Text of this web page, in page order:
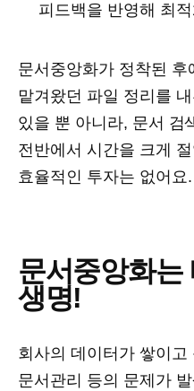
피드백을 반영해 최
문서중앙화가 정착된 후
맡겨왔던 파일 정리를
있을 뿐 아니라, 문서 검
전반에서 시간을 크게
효율적인 투자는 없어요.
문서중앙화는
생명!
회사의 데이터가 쌓이고
문서관리 등의 문제가